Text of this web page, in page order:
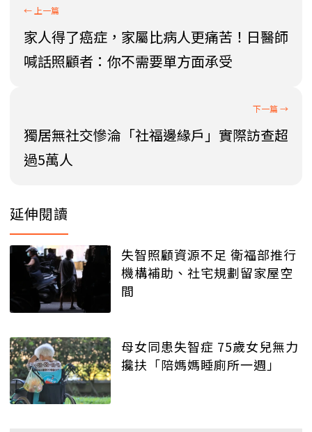
家人得了癌症，家屬比病人更痛苦！日醫師
喊話照顧者：你不需要單方面承受
獨居無社交慘淪「社福邊緣戶」實際訪查超
過5萬人
延伸閱讀
失智照顧資源不足 衛福部推行
機構補助、社宅規劃留家屋空
間
母女同患失智症 75歲女兒無力
攙扶「陪媽媽睡廁所一週」